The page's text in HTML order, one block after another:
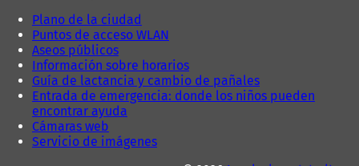
Plano de la ciudad
Puntos de acceso WLAN
Aseos públicos
Información sobre horarios
Guía de lactancia y cambio de pañales
Entrada de emergencia: donde los niños pueden
encontrar ayuda
Cámaras web
Servicio de imágenes